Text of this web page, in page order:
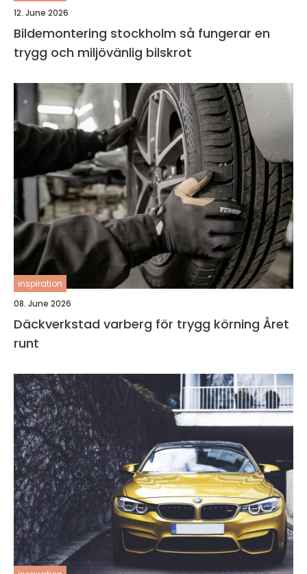
12. June 2026
Bildemontering stockholm så fungerar en
trygg och miljövänlig bilskrot
inspiration
08. June 2026
Däckverkstad varberg för trygg körning Året
runt